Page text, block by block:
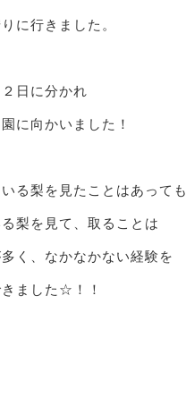
に行きました。
日に分かれ
に向かいました！
る梨を見たことはあっても
梨を見て、取ることは
く、なかなかない経験を
ました☆！！